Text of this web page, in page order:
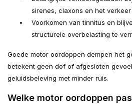
sirenes, claxons en het verkeer
Voorkomen van tinnitus en
structurele overbelasting te
Goede motor oordoppen dempen het
betekent geen dof of afgesloten
geluidsbeleving met minder ruis.
Welke motor oordoppen